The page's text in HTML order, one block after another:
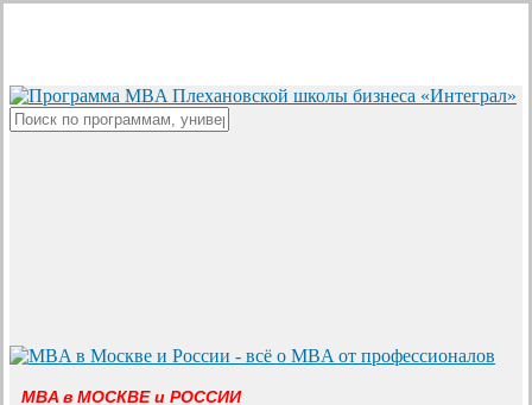
content
MBA в МОСКВЕ и РОССИИ